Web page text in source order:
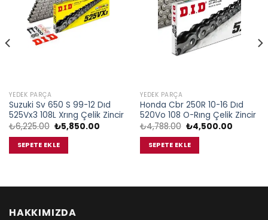
YEDEK PARÇA
Suzuki Sv 650 S 99-12 Dıd
525Vx3 108L Xrıng Çelik Zincir
₺6,225.00 Orijinal
fiyat:
₺6,225.00.
₺5,850.00Şu
SEPETE EKLE
YEDEK PARÇA
Honda Cbr 250R 10-16 Dıd
520Vo 108 O-Rıng Çelik Zincir
₺4,788.00 Orijinal
fiyat:
₺4,788.00.
₺4,500.00Şu
SEPETE EKLE
HAKKIMIZDA